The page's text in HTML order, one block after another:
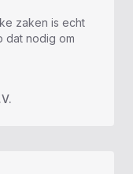
zaken is echt
dat nodig om